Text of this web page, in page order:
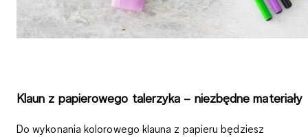
Klaun z papierowego talerzyka – niezbędne materiały
Do wykonania kolorowego klauna z papieru będziesz